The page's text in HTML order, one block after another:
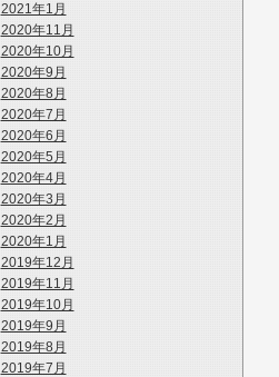
2021年1月
2020年11月
2020年10月
2020年9月
2020年8月
2020年7月
2020年6月
2020年5月
2020年4月
2020年3月
2020年2月
2020年1月
2019年12月
2019年11月
2019年10月
2019年9月
2019年8月
2019年7月